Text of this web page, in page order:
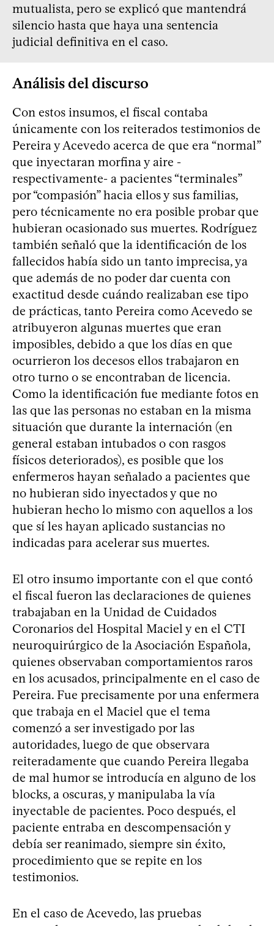
mutualista, pero se explicó que mantendrá
silencio hasta que haya una sentencia
judicial definitiva en el caso.
Análisis del discurso
Con estos insumos, el fiscal contaba
únicamente con los reiterados testimonios de
Pereira y Acevedo acerca de que era “normal”
que inyectaran morfina y aire -
respectivamente- a pacientes “terminales”
por “compasión” hacia ellos y sus familias,
pero técnicamente no era posible probar que
hubieran ocasionado sus muertes. Rodríguez
también señaló que la identificación de los
fallecidos había sido un tanto imprecisa, ya
que además de no poder dar cuenta con
exactitud desde cuándo realizaban ese tipo
de prácticas, tanto Pereira como Acevedo se
atribuyeron algunas muertes que eran
imposibles, debido a que los días en que
ocurrieron los decesos ellos trabajaron en
otro turno o se encontraban de licencia.
Como la identificación fue mediante fotos en
las que las personas no estaban en la misma
situación que durante la internación (en
general estaban intubados o con rasgos
físicos deteriorados), es posible que los
enfermeros hayan señalado a pacientes que
no hubieran sido inyectados y que no
hubieran hecho lo mismo con aquellos a los
que sí les hayan aplicado sustancias no
indicadas para acelerar sus muertes.
El otro insumo importante con el que contó
el fiscal fueron las declaraciones de quienes
trabajaban en la Unidad de Cuidados
Coronarios del Hospital Maciel y en el CTI
neuroquirúrgico de la Asociación Española,
quienes observaban comportamientos raros
en los acusados, principalmente en el caso de
Pereira. Fue precisamente por una enfermera
que trabaja en el Maciel que el tema
comenzó a ser investigado por las
autoridades, luego de que observara
reiteradamente que cuando Pereira llegaba
de mal humor se introducía en alguno de los
blocks, a oscuras, y manipulaba la vía
inyectable de pacientes. Poco después, el
paciente entraba en descompensación y
debía ser reanimado, siempre sin éxito,
procedimiento que se repite en los
testimonios.
En el caso de Acevedo, las pruebas